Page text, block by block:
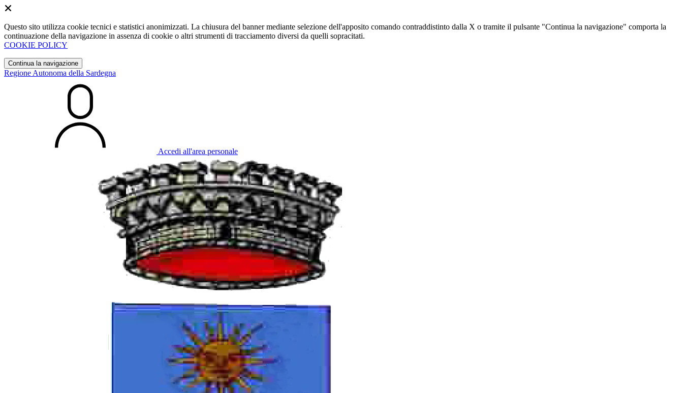
Questo sito utilizza cookie tecnici e statistici anonimizzati. La chiusura del banner mediante selezione dell'apposito comando contraddistinto dalla X o tramite il pulsante "Continua la navigazione" comporta la
continuazione della navigazione in assenza di cookie o altri strumenti di tracciamento diversi da quelli sopracitati.
COOKIE POLICY
Continua la navigazione
Regione Autonoma della Sardegna
Accedi all'area personale